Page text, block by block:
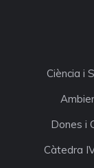
Ciència i
Dones i
Càtedra